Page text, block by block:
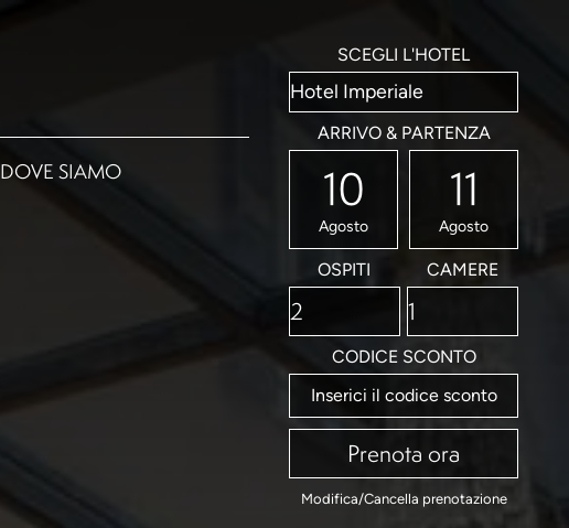
DOVE SIAMO
SCEGLI L'HOTEL
ARRIVO & PARTENZA
10
Agosto
11
Agosto
OSPITI CAMERE
CODICE SCONTO
Prenota ora
Modifica/Cancella prenotazione